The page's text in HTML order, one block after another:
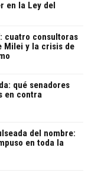
en la Ley del
cuatro consultoras
Milei y la crisis de
qué senadores
en contra
del nombre:
en toda la